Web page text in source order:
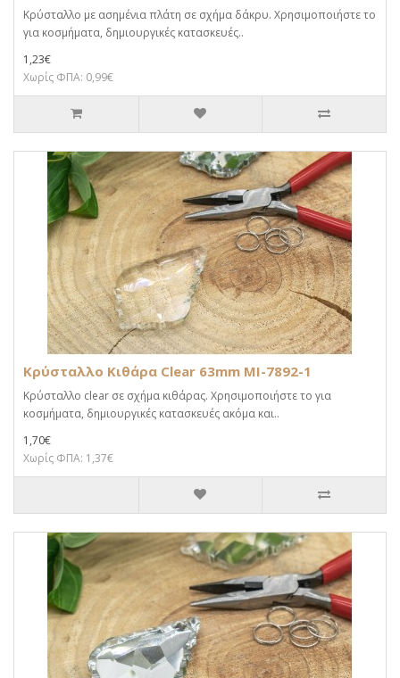
Κρύσταλλο με ασημένια πλάτη σε σχήμα δάκρυ. Χρησιμοποιήστε το
για κοσμήματα, δημιουργικές κατασκευές..
1,23€
Χωρίς ΦΠΑ: 0,99€
Κρύσταλλο Κιθάρα Clear 63mm MI-7892-1
Κρύσταλλο clear σε σχήμα κιθάρας. Χρησιμοποιήστε το για
κοσμήματα, δημιουργικές κατασκευές ακόμα και..
1,70€
Χωρίς ΦΠΑ: 1,37€